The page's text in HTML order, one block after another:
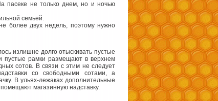
пасеке не только днем, но и ночью
семьей.
более двух недель, поэтому нужно
излишне долго отыскивать пустые
пустые рамки размещают в верхнем
сотов. В связи с этим не следует
со свободными сотами, а
В ульях-лежаках дополнительные
магазинную надставку.